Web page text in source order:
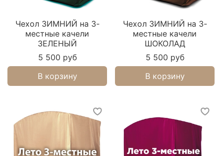
Чехол ЗИМНИЙ на 3-
местные качели
ЗЕЛЕНЫЙ
5 500 руб
В корзину
Чехол ЗИМНИЙ на 3-
местные качели
ШОКОЛАД
5 500 руб
В корзину